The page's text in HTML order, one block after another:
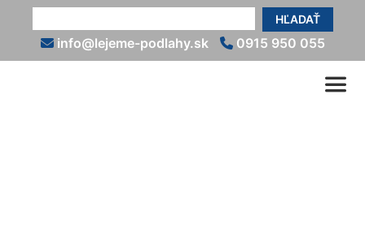
HĽADAŤ
info@lejeme-podlahy.sk 0915 950 055